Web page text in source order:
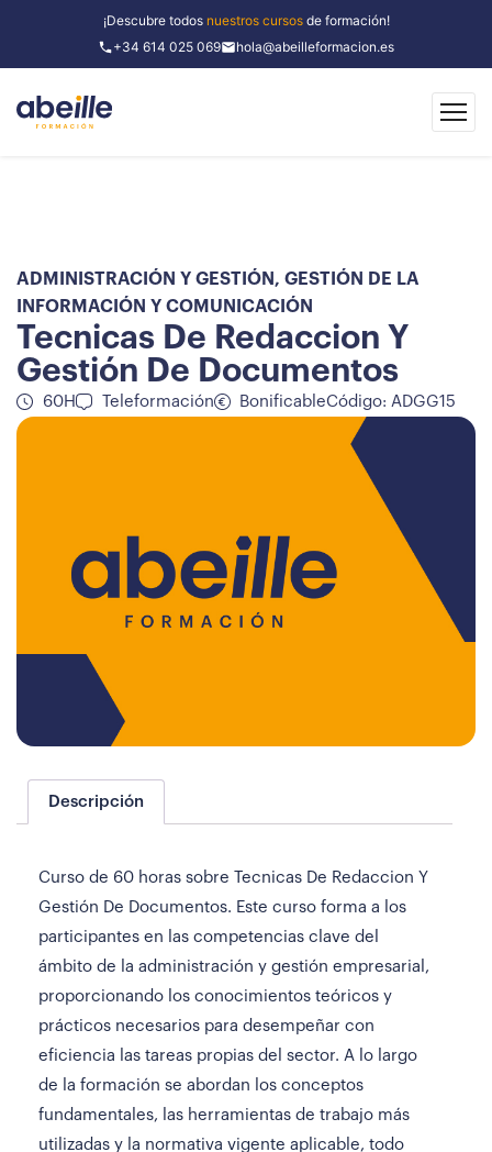
¡Descubre todos nuestros cursosde formación!
+34 614 025 069
hola@abeilleformacion.es
ADMINISTRACIÓN Y GESTIÓN , GESTIÓN DE LA
INFORMACIÓN Y COMUNICACIÓN
Tecnicas De Redaccion Y
Gestión De Documentos
60H Teleformación BonificableCódigo: ADGG15
Descripción
Curso de 60 horas sobre Tecnicas De Redaccion Y
Gestión De Documentos. Este curso forma a los
participantes en las competencias clave del
ámbito de la administración y gestión empresarial,
proporcionando los conocimientos teóricos y
prácticos necesarios para desempeñar con
eficiencia las tareas propias del sector. A lo largo
de la formación se abordan los conceptos
fundamentales, las herramientas de trabajo más
utilizadas y la normativa vigente aplicable, todo